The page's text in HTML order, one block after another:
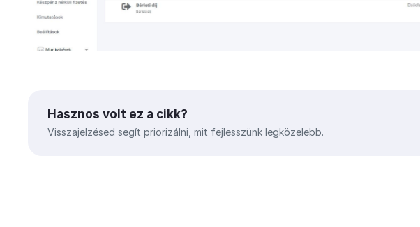
Hasznos volt ez a cikk?
Visszajelzésed segít priorizálni, mit fejlesszünk legközelebb.